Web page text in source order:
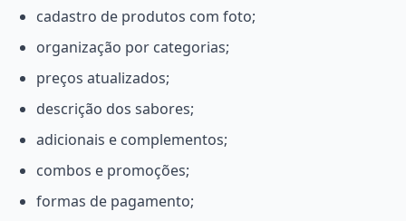
cadastro de produtos com foto;
organização por categorias;
preços atualizados;
descrição dos sabores;
adicionais e complementos;
combos e promoções;
formas de pagamento;